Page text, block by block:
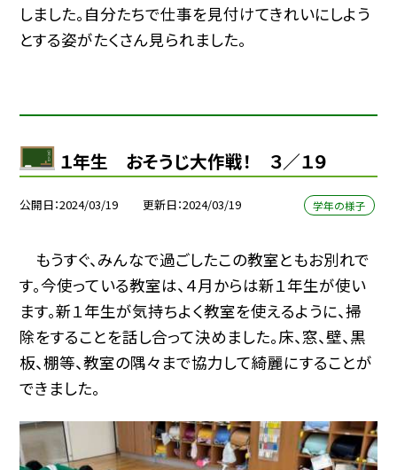
しました。自分たちで仕事を見付けてきれいにしよう
とする姿がたくさん見られました。
１年生 おそうじ大作戦！ ３／１９
公開日 2024/03/19 更新日 2024/03/19 学年の様子
もうすぐ、みんなで過ごしたこの教室ともお別れで
す。今使っている教室は、４月からは新１年生が使い
ます。新１年生が気持ちよく教室を使えるように、掃
除をすることを話し合って決めました。床、窓、壁、黒
板、棚等、教室の隅々まで協力して綺麗にすることが
できました。